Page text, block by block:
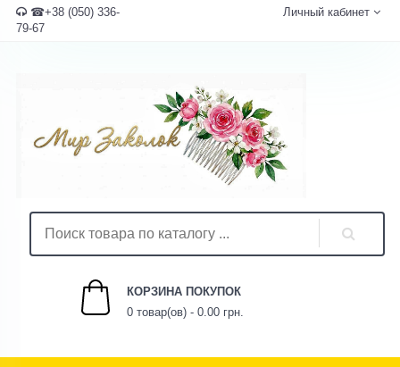
☎+38 (050) 336-
79-67
Личный кабинет
КОРЗИНА ПОКУПОК
0 товар(ов) - 0.00 грн.